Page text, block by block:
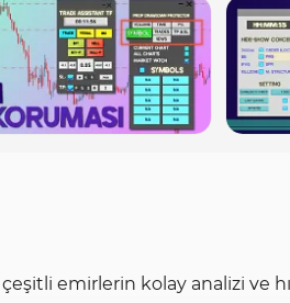
çeşitli emirlerin kolay analizi ve